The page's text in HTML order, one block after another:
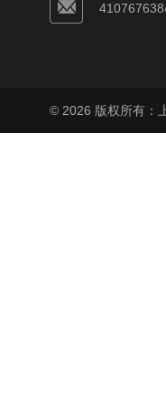
© 2026 版权所有：